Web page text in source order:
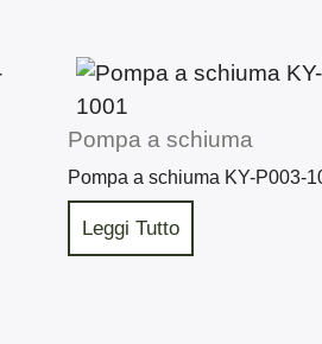
Pompa a schiuma
Pompa a schiuma KY-P003-
Leggi Tutto